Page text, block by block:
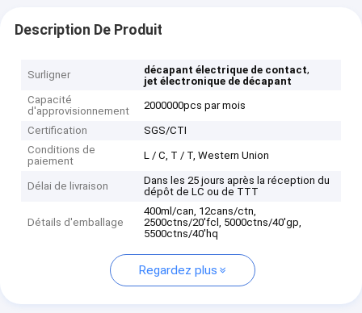
Description De Produit
Surligner décapant électrique de contact,
jet électronique de décapant
Capacité
d'approvisionnement
2000000pcs par mois
Certification
SGS/CTI
Conditions de
paiement
L / C, T / T, Western Union
Délai de livraison
Dans les 25 jours après la réception du
dépôt de LC ou de TTT
Détails d'emballage
400ml/can, 12cans/ctn,
2500ctns/20'fcl, 5000ctns/40'gp,
5500ctns/40'hq
Regardez plus